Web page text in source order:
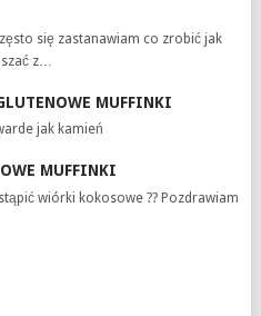
się zastanawiam co zrobić jak
z…
MUFFINKI
jak kamień
MUFFINKI
wiórki kokosowe ?? Pozdrawiam